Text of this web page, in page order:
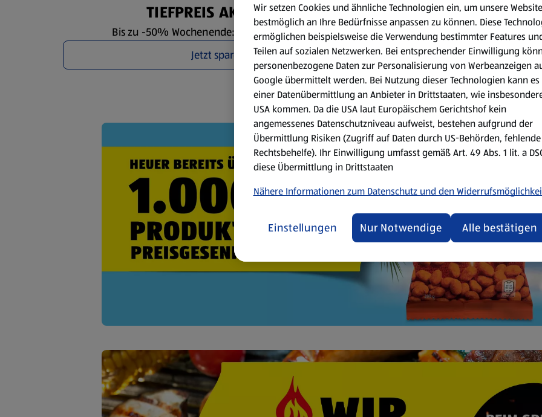
TIEFPREIS AKTIONEN
Bis zu -50% Wochenende: Fr. 7.8. und Sa. 8.8.
Jetzt sparen
HOFER
Immer zum
Wir setzen Cookies und ähnliche Technologien ein, um unsere Website
bestmöglich an Ihre Bedürfnisse anpassen zu können. Diese
ermöglichen beispielsweise die Verwendung bestimmter Features
Teilen auf sozialen Netzwerken. Bei entsprechender Einwilligung
personenbezogene Daten zur Personalisierung von Werbeanzeigen
Google übermittelt werden. Bei Nutzung dieser Technologien kann es
einer Datenübermittlung an Anbieter in Drittstaaten, wie
USA kommen. Da die USA laut Europäischem Gerichtshof kein
angemessenes Datenschutzniveau aufweist, bestehen aufgrund der
Übermittlung Risiken (Zugriff auf Daten durch US-Behörden, fehlende
Rechtsbehelfe). Ihr Einwilligung umfasst gemäß Art. 49 Abs. 1 lit. a
diese Übermittlung in Drittstaaten
Nähere Informationen zum Datenschutz und den
Einstellungen Nur Notwendige Alle bestätigen